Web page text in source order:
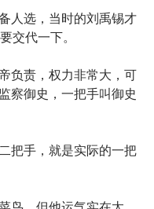
人选，当时的刘禹锡才
交代一下。
负责，权力非常大，可
察御史，一把手叫御史
把手，就是实际的一把
鸟，但他运气实在太